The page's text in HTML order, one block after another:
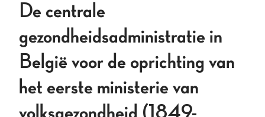
De centrale
gezondheidsadministratie in
België voor de oprichting van
het eerste ministerie van